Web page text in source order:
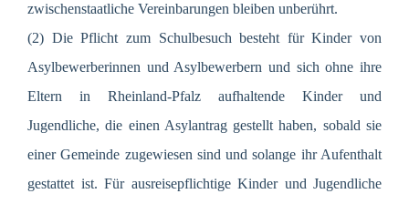
zwischenstaatliche Vereinbarungen bleiben unberührt.
(2) Die Pflicht zum Schulbesuch besteht für Kinder von
Asylbewerberinnen und Asylbewerbern und sich ohne ihre
Eltern in Rheinland-Pfalz aufhaltende Kinder und
Jugendliche, die einen Asylantrag gestellt haben, sobald sie
einer Gemeinde zugewiesen sind und solange ihr Aufenthalt
gestattet ist. Für ausreisepflichtige Kinder und Jugendliche